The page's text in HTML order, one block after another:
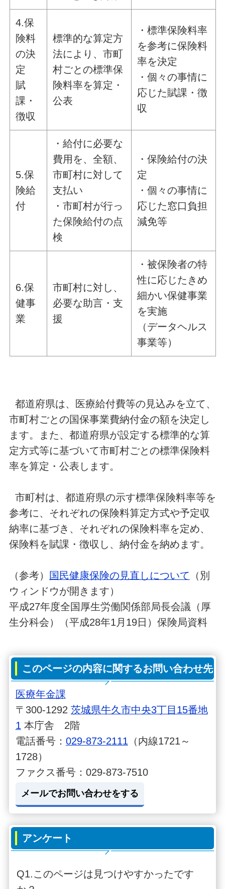
4.保
険料
の決
定
賦
課・
徴収
標準的な算定方
法により、市町
村ごとの標準保
険料率を算定・
公表
・標準保険料率
を参考に保険料
率を決定
・個々の事情に
応じた賦課・徴
収
5.保
険給
付
・給付に必要な
費用を、全額、
市町村に対して
支払い
・市町村が行っ
た保険給付の点
検
・保険給付の決
定
・個々の事情に
応じた窓口負担
減免等
6.保
健事
業
市町村に対し、
必要な助言・支
援
・被保険者の特
性に応じたきめ
細かい保健事業
を実施
（データヘルス
事業等）
都道府県は、医療給付費等の見込みを立て、
市町村ごとの国保事業費納付金の額を決定し
ます。また、都道府県が設定する標準的な算
定方式等に基づいて市町村ごとの標準保険料
率を算定・公表します。
市町村は、都道府県の示す標準保険料率等を
参考に、それぞれの保険料算定方式や予定収
納率に基づき、それぞれの保険料率を定め、
保険料を賦課・徴収し、納付金を納めます。
（参考） 国民健康保険の見直しについて （別
ウィンドウが開きます）
平成27年度全国厚生労働関係部局長会議（厚
生分科会）（平成28年1月19日）保険局資料
このページの内容に関するお問い合わせ先
医療年金課
〒300-1292 茨城県牛久市中央3丁目15番地
1 本庁舎 2階
電話番号： 029-873-2111 （内線1721～
1728）
ファクス番号：029-873-7510
メールでお問い合わせをする
アンケート
Q1.このページは見つけやすかったです